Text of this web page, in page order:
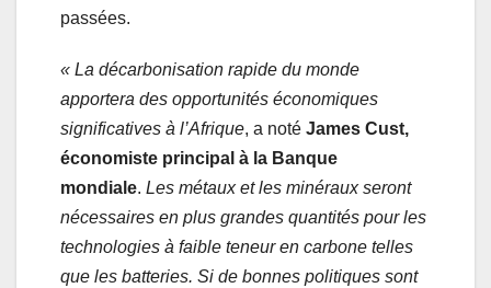
passées.
« La décarbonisation rapide du monde
apportera des opportunités économiques
significatives à l’Afrique, a noté James Cust,
économiste principal à la Banque
mondiale. Les métaux et les minéraux seront
nécessaires en plus grandes quantités pour les
technologies à faible teneur en carbone telles
que les batteries. Si de bonnes politiques sont